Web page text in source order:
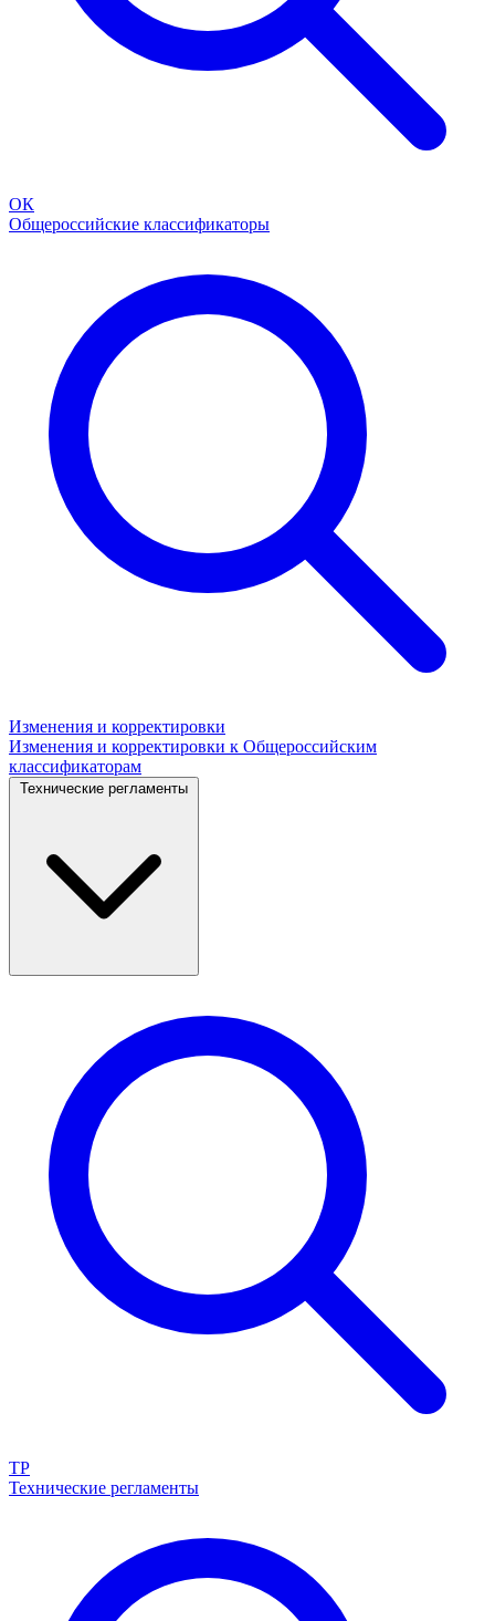
ОК
Общероссийские классификаторы
Изменения и корректировки
Изменения и корректировки к Общероссийским
классификаторам
Технические регламенты
ТР
Технические регламенты